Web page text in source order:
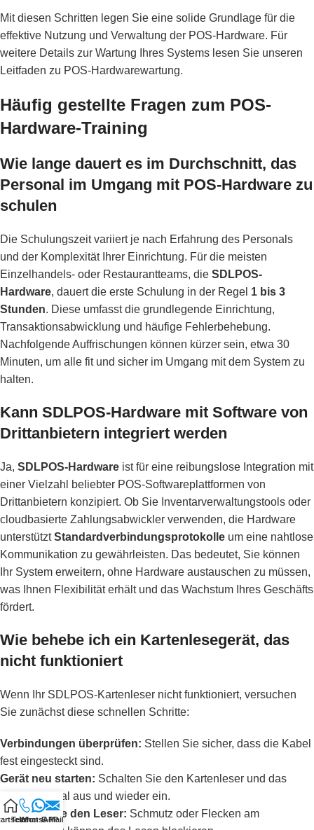
Mit diesen Schritten legen Sie eine solide Grundlage für die
effektive Nutzung und Verwaltung der POS-Hardware. Für
weitere Details zur Wartung Ihres Systems lesen Sie unseren
Leitfaden zu POS-Hardwarewartung.
Häufig gestellte Fragen zum POS-
Hardware-Training
Wie lange dauert es im Durchschnitt, das
Personal im Umgang mit POS-Hardware zu
schulen
Die Schulungszeit variiert je nach Erfahrung des Personals
und der Komplexität Ihrer Einrichtung. Für die meisten
Einzelhandels- oder Restaurantteams, die SDLPOS-
Hardware, dauert die erste Schulung in der Regel 1 bis 3
Stunden. Diese umfasst die grundlegende Einrichtung,
Transaktionsabwicklung und häufige Fehlerbehebung.
Nachfolgende Auffrischungen können kürzer sein, etwa 30
Minuten, um alle fit und sicher im Umgang mit dem System zu
halten.
Kann SDLPOS-Hardware mit Software von
Drittanbietern integriert werden
Ja, SDLPOS-Hardware ist für eine reibungslose Integration mit
einer Vielzahl beliebter POS-Softwareplattformen von
Drittanbietern konzipiert. Ob Sie Inventarverwaltungstools oder
cloudbasierte Zahlungsabwickler verwenden, die Hardware
unterstütztStandardverbindungsprotokolle um eine nahtlose
Kommunikation zu gewährleisten. Das bedeutet, Sie können
Ihr System erweitern, ohne Hardware austauschen zu müssen,
was Ihnen Flexibilität erhält und das Wachstum Ihres Geschäfts
fördert.
Wie behebe ich ein Kartenlesegerät, das
nicht funktioniert
Wenn Ihr SDLPOS-Kartenleser nicht funktioniert, versuchen
Sie zunächst diese schnellen Schritte:
Verbindungen überprüfen: Stellen Sie sicher, dass die Kabel
fest eingesteckt sind.
Gerät neu starten: Schalten Sie den Kartenleser und das
POS-Terminal aus und wieder ein.
Reinigen Sie den Leser: Schmutz oder Flecken am
Telefon
WhatsAPP
E-Mail